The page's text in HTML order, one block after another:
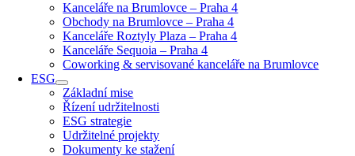
Kanceláře na Brumlovce – Praha 4
Obchody na Brumlovce – Praha 4
Kanceláře Roztyly Plaza – Praha 4
Kanceláře Sequoia – Praha 4
Coworking & servisované kanceláře na Brumlovce
ESG
Základní mise
Řízení udržitelnosti
ESG strategie
Udržitelné projekty
Dokumenty ke stažení